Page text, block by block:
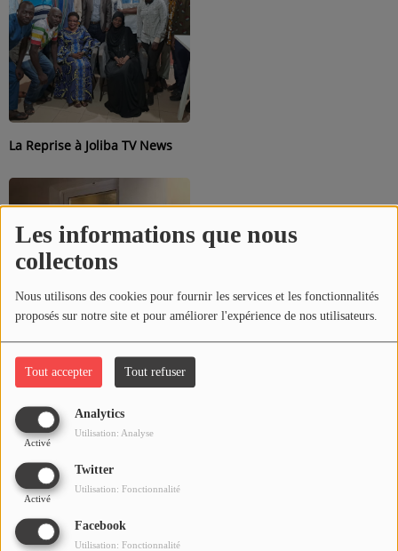
Les informations que nous
collectons
Nous utilisons des cookies pour fournir les services et les fonctionnalités
proposés sur notre site et pour améliorer l'expérience de nos utilisateurs.
Tout accepter Tout refuser
Analytics
Activé
Utilisation: Analyse
Twitter
Activé
Utilisation: Fonctionnalité
Facebook
Utilisation: Fonctionnalité
EQUIPES
EVÈNEMENTS
Musique
TOP 10
ARTISTES
PLAYLIST
TITRES DIFFUSÉS
Médias
PHOTOS
PODCASTS
VIDÉOS
Joliba TV News / FM
La Reprise à Joliba TV News
Studio